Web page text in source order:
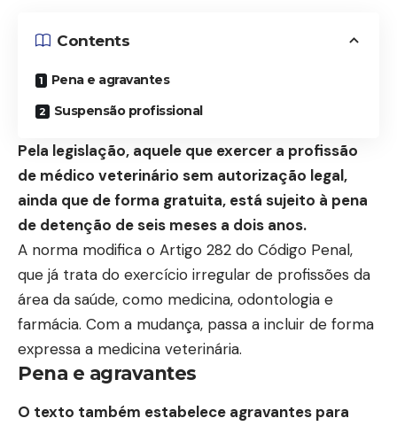
Contents
Pena e agravantes
Suspensão profissional
Pela legislação, aquele que exercer a profissão
de médico veterinário sem autorização legal,
ainda que de forma gratuita, está sujeito à pena
de detenção de seis meses a dois anos.
A norma modifica o Artigo 282 do Código Penal,
que já trata do exercício irregular de profissões da
área da saúde, como medicina, odontologia e
farmácia. Com a mudança, passa a incluir de forma
expressa a medicina veterinária.
Pena e agravantes
O texto também estabelece agravantes para